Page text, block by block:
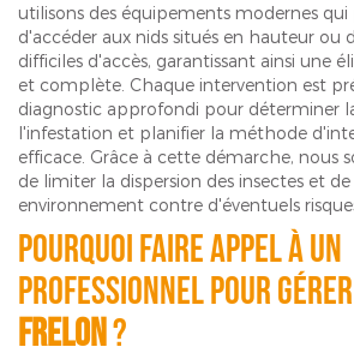
utilisons des équipements modernes
d'accéder aux nids situés en hauteur ou
difficiles d'accès, garantissant ainsi une
et complète. Chaque intervention est
diagnostic approfondi pour déterminer
l'infestation et planifier la méthode
efficace. Grâce à cette démarche, nous
de limiter la dispersion des insectes et
environnement contre d'éventuels
Pourquoi faire appel à un
professionnel pour
frelon?